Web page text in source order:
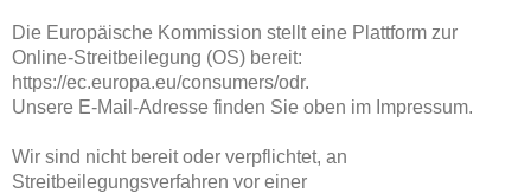
Die Europäische Kommission stellt eine Plattform zur
Online-Streitbeilegung (OS) bereit:
https://ec.europa.eu/consumers/odr.
Unsere E-Mail-Adresse finden Sie oben im Impressum.
Wir sind nicht bereit oder verpflichtet, an
Streitbeilegungsverfahren vor einer